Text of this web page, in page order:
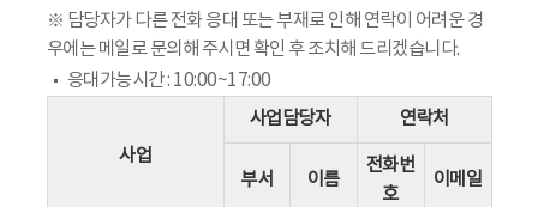
※ 담당자가 다른 전화 응대 또는 부재로 인해 연락이 어려운 경
우에는 메일로 문의해 주시면 확인 후 조치해 드리겠습니다.
응대가능시간 : 10:00~17:00
사업
사업담당자 연락처
부서 이름
전화번
호
이메일